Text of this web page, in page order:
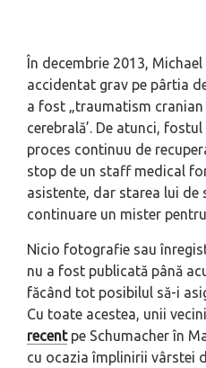
În decembrie 2013,
accidentat grav pe pârtia
a fost „traumatism cranian
cerebrală’. De atunci,
proces continuu de
stop de un staff medical
asistente, dar starea lui de
continuare un mister
Nicio fotografie sau
nu a fost publicată până
făcând tot posibilul să-i
Cu toate acestea, unii vecini
recentpe Schumacher în
cu ocazia împlinirii vârstei